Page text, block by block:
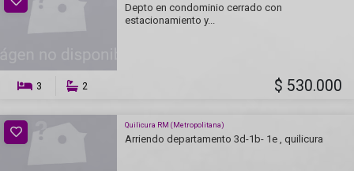
Depto en condominio cerrado con
estacionamiento y...
3 2 $ 530.000
Quilicura RM (Metropolitana)
Arriendo departamento 3d-1b- 1e , quilicura